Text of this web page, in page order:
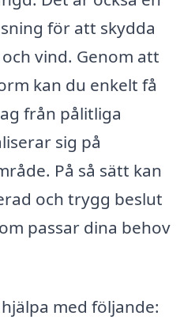
för att skydda
vind. Genom att
kan du enkelt få
från pålitliga
sig på
På så sätt kan
och trygg beslut
passar dina behov
med följande: